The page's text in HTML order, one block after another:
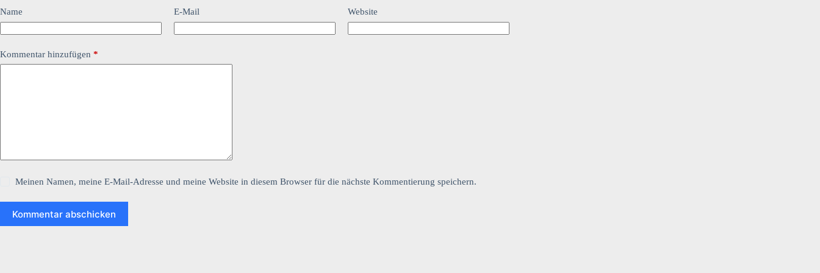
Name E-Mail Website
Kommentar hinzufügen *
Meinen Namen, meine E-Mail-Adresse und meine Website in diesem Browser für die nächste Kommentierung speichern.
Kommentar abschicken